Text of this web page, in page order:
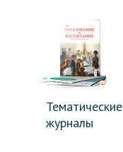
Тематические
журналы